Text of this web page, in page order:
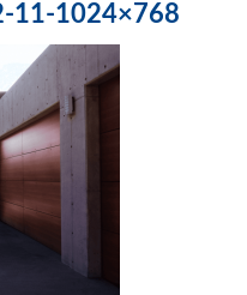
11-1024×768